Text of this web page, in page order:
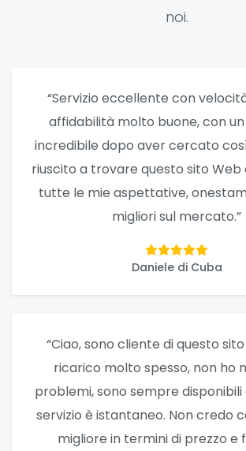
noi.
“Servizio eccellente con
affidabilità molto buone, con
incredibile dopo aver cercato
riuscito a trovare questo sito Web
tutte le mie aspettative,
migliori sul mercato.”
Daniele di Cuba
“Ciao, sono cliente di questo sito
ricarico molto spesso, non ho
problemi, sono sempre disponibili
servizio è istantaneo. Non credo
migliore in termini di prezzo e